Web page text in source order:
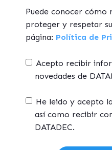
Puede conocer cómo
proteger y respetar
página: Política de
Acepto recibir
novedades de
He leido y acepto
así como recibir
DATADEC.